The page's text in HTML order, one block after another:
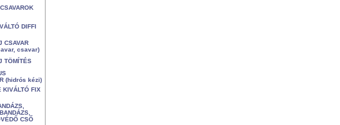
DIFFI
CSAVAR
csavar)
TÖMÍTÉS
(hidrós kézi)
KIVÁLTÓ FIX
CSŐ